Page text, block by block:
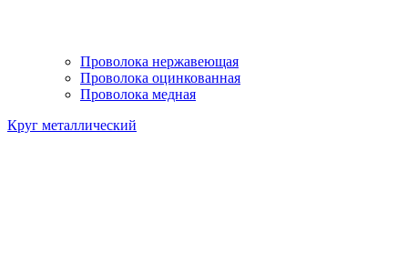
Проволока нержавеющая
Проволока оцинкованная
Проволока медная
Круг металлический